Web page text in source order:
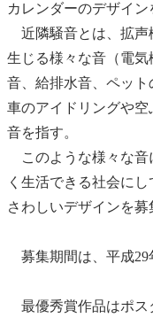
カレンダーのデザイン
近隣騒音とは、拡
生じる様々な音（電
音、給排水音、 ペット
車のアイドリングや
音を指す。
このような様々な音
く生活できる社会に
さわしいデザインを募
募集期間は、平成29
最優秀賞作品はポス